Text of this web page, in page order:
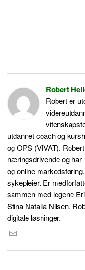
Robert
Robert er
utdannet coach og
og OPS (VIVAT).
næringsdrivende og har
og online
sykepleier. Er
sammen med legene
Stina Natalia Nilsen.
digitale løsninger.